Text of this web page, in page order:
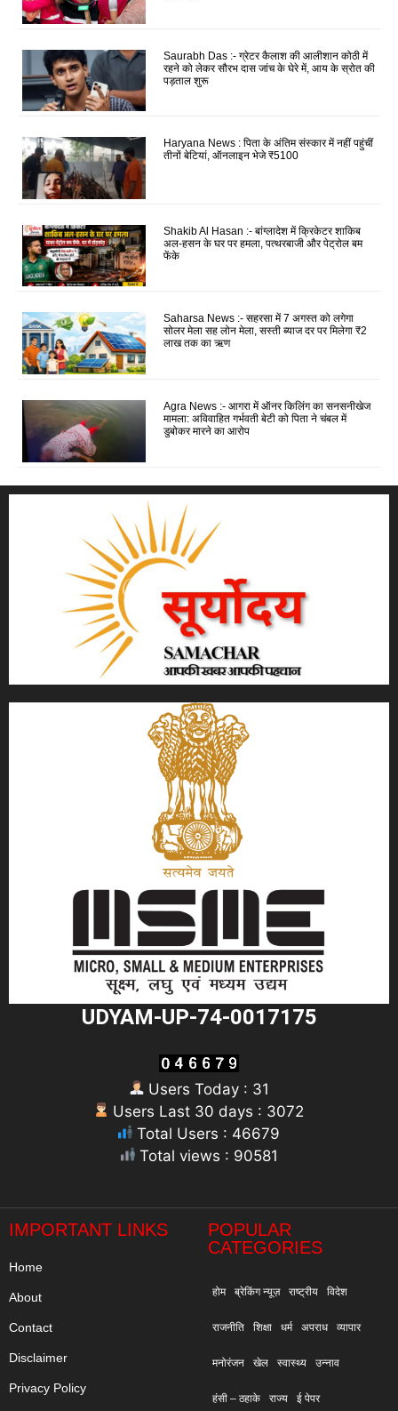
Saurabh Das :- ग्रेटर कैलाश की आलीशान कोठी में
रहने को लेकर सौरभ दास जांच के घेरे में, आय के स्रोत की
पड़ताल शुरू
Haryana News : पिता के अंतिम संस्कार में नहीं पहुंचीं
तीनों बेटियां, ऑनलाइन भेजे ₹5100
Shakib Al Hasan :- बांग्लादेश में क्रिकेटर शाकिब
अल-हसन के घर पर हमला, पत्थरबाजी और पेट्रोल बम
फेंके
Saharsa News :- सहरसा में 7 अगस्त को लगेगा
सोलर मेला सह लोन मेला, सस्ती ब्याज दर पर मिलेगा ₹2
लाख तक का ऋण
Agra News :- आगरा में ऑनर किलिंग का सनसनीखेज
मामला: अविवाहित गर्भवती बेटी को पिता ने चंबल में
डुबोकर मारने का आरोप
UDYAM-UP-74-0017175
Users Today : 31
Users Last 30 days : 3072
Total Users : 46679
Total views : 90581
IMPORTANT LINKS
Home
About
Contact
Disclaimer
Privacy Policy
POPULAR
CATEGORIES
होम ब्रेकिंग न्यूज़ राष्ट्रीय विदेश
राजनीति शिक्षा धर्म अपराध व्यापार
मनोरंजन खेल स्वास्थ्य उन्नाव
हंसी – ठहाके राज्य ई पेपर